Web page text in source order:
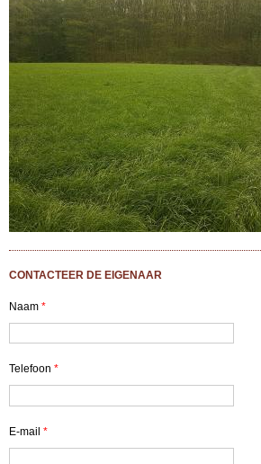
CONTACTEER DE EIGENAAR
Naam *
Telefoon *
E-mail *